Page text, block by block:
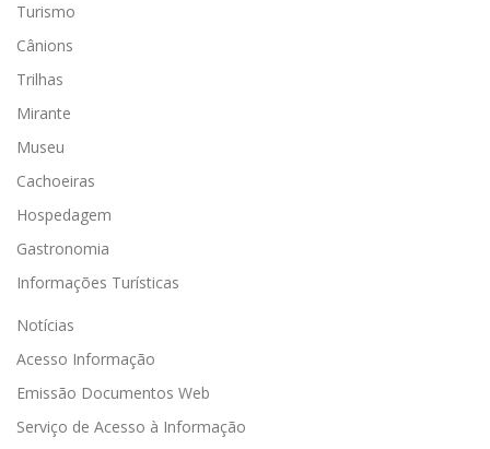
Turismo
Cânions
Trilhas
Mirante
Museu
Cachoeiras
Hospedagem
Gastronomia
Informações Turísticas
Notícias
Acesso Informação
Emissão Documentos Web
Serviço de Acesso à Informação